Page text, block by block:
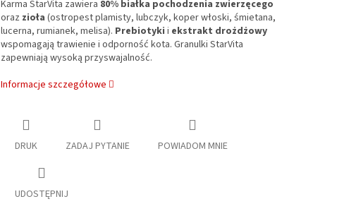
Karma StarVita zawiera 80% białka pochodzenia zwierzęcego
oraz zioła (ostropest plamisty, lubczyk, koper włoski, śmietana,
lucerna, rumianek, melisa). Prebiotyki i ekstrakt drożdżowy
wspomagają trawienie i odporność kota. Granulki StarVita
zapewniają wysoką przyswajalność.
Informacje szczegółowe
DRUK ZADAJ PYTANIE POWIADOM MNIE
UDOSTĘPNIJ